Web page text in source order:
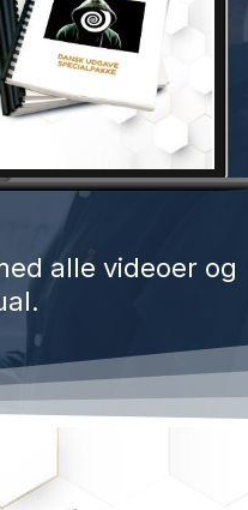
alle videoer og